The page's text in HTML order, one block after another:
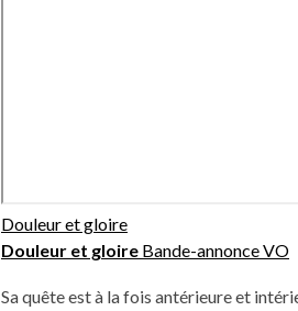
Douleur et gloire
Douleur et gloire Bande-annonce VO
Sa quête est à la fois antérieure et